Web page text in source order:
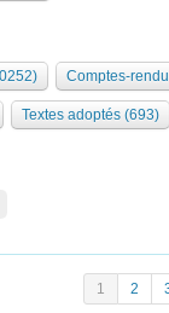
Comptes-
Textes adoptés (693)
1 2